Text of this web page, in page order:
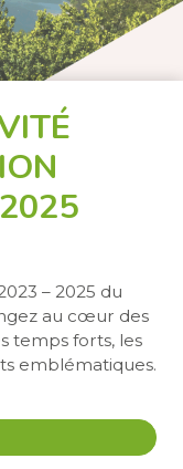
– 2025 du
au cœur des
temps forts, les
emblématiques.